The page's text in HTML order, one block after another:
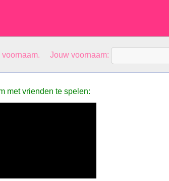
voornaam. Jouw voornaam:
met vrienden te spelen: